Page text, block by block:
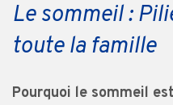
Le sommeil :
toute la famille
Pourquoi le sommeil